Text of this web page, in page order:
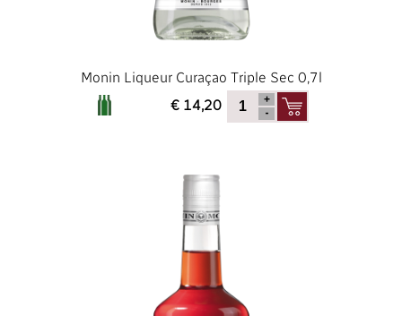
Monin Liqueur Curaçao Triple Sec 0,7l
€ 14,20